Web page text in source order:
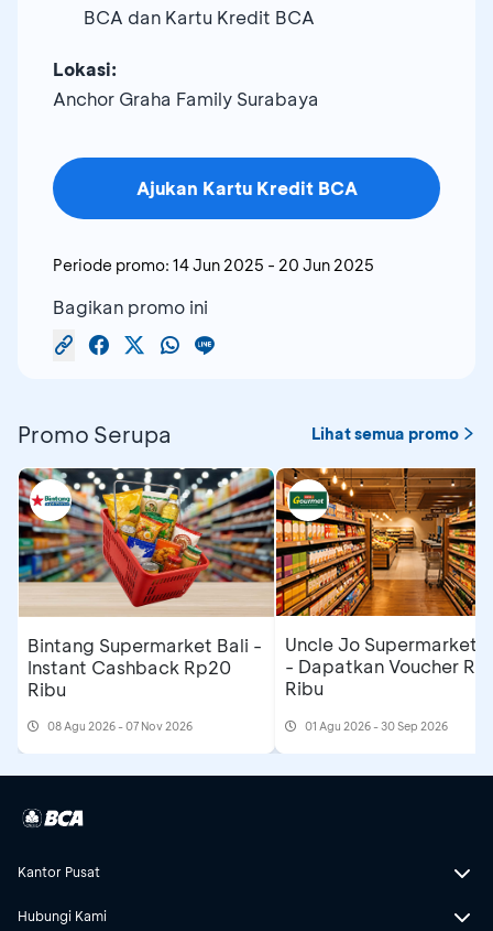
BCA dan Kartu Kredit BCA
Lokasi:
Anchor Graha Family Surabaya
Ajukan Kartu Kredit BCA
Periode promo: 14 Jun 2025 - 20 Jun 2025
Bagikan promo ini
Promo Serupa Lihat semua promo
Bintang Supermarket Bali -
Instant Cashback Rp20
Ribu
08 Agu 2026 - 07 Nov 2026
Uncle Jo Supermarket
- Dapatkan Voucher
Ribu
01 Agu 2026 - 30 Sep 2026
Kantor Pusat
Hubungi Kami